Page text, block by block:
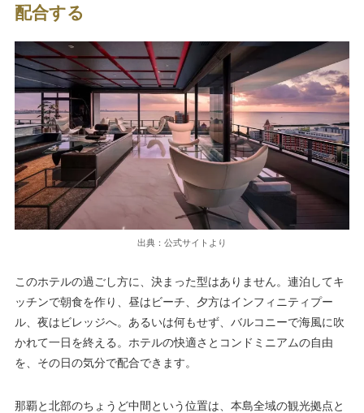
配合する
出典：公式サイトより
このホテルの過ごし方に、決まった型はありません。連泊してキ
ッチンで朝食を作り、昼はビーチ、夕方はインフィニティプー
ル、夜はビレッジへ。あるいは何もせず、バルコニーで海風に吹
かれて一日を終える。ホテルの快適さとコンドミニアムの自由
を、その日の気分で配合できます。
那覇と北部のちょうど中間という位置は、本島全域の観光拠点と